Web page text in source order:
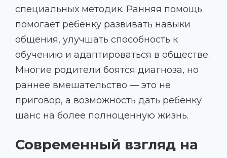
специальных методик. Ранняя помощь
помогает ребёнку развивать навыки
общения, улучшать способность к
обучению и адаптироваться в обществе.
Многие родители боятся диагноза, но
раннее вмешательство — это не
приговор, а возможность дать ребёнку
шанс на более полноценную жизнь.
Современный взгляд на